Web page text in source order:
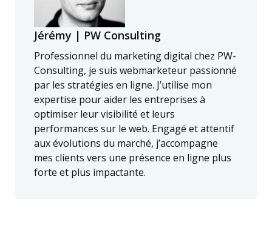
Jérémy | PW Consulting
Professionnel du marketing digital chez PW-
Consulting, je suis webmarketeur passionné
par les stratégies en ligne. J’utilise mon
expertise pour aider les entreprises à
optimiser leur visibilité et leurs
performances sur le web. Engagé et attentif
aux évolutions du marché, j’accompagne
mes clients vers une présence en ligne plus
forte et plus impactante.